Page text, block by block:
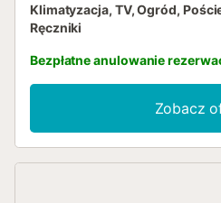
Klimatyzacja, TV, Ogród,
Ręczniki
Bezpłatne anulowanie
Zobacz